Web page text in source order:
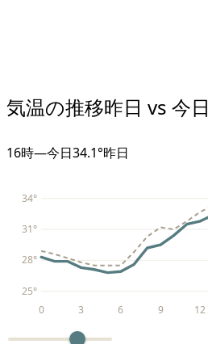
気温の推移昨日 vs 今日
16時—今日34.1°昨日
25°
28°
31°
34°
0 3 6 9 12